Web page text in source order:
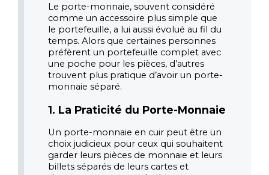
Le porte-monnaie, souvent considéré
comme un accessoire plus simple que
le portefeuille, a lui aussi évolué au fil du
temps. Alors que certaines personnes
préfèrent un portefeuille complet avec
une poche pour les pièces, d’autres
trouvent plus pratique d’avoir un porte-
monnaie séparé.
1. La Praticité du Porte-Monnaie
Un porte-monnaie en cuir peut être un
choix judicieux pour ceux qui souhaitent
garder leurs pièces de monnaie et leurs
billets séparés de leurs cartes et